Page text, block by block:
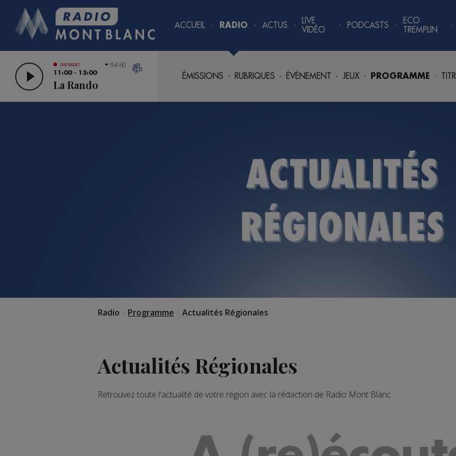
ACCUEIL RADIO
ÉMISSIONS RUBRIQUES ÉVÉNEMENT JEUX PROGRAMME
ACTUS
LIVE
VIDÉO
PODCASTS
ECO
TREMPLIN
LIVE RADIO
11:00 - 13:00
La Rando
94.60
Radio Programme Actualités Régionales
Actualités Régionales
Retrouvez toute l'actualité de votre région avec la rédaction de Radio Mont Blanc.